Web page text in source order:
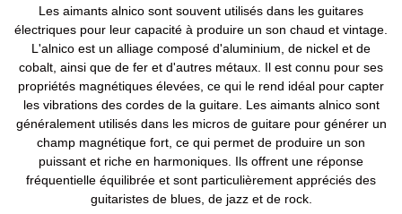
Les aimants alnico sont souvent utilisés dans les guitares
électriques pour leur capacité à produire un son chaud et vintage.
L'alnico est un alliage composé d'aluminium, de nickel et de
cobalt, ainsi que de fer et d'autres métaux. Il est connu pour ses
propriétés magnétiques élevées, ce qui le rend idéal pour capter
les vibrations des cordes de la guitare. Les aimants alnico sont
généralement utilisés dans les micros de guitare pour générer un
champ magnétique fort, ce qui permet de produire un son
puissant et riche en harmoniques. Ils offrent une réponse
fréquentielle équilibrée et sont particulièrement appréciés des
guitaristes de blues, de jazz et de rock.